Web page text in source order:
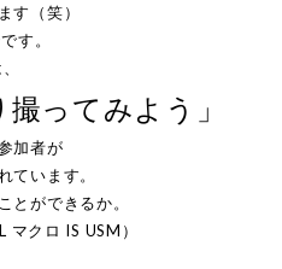
す（笑）
す。
ってみよう」
加者が
ています。
とができるか。
クロ IS USM）